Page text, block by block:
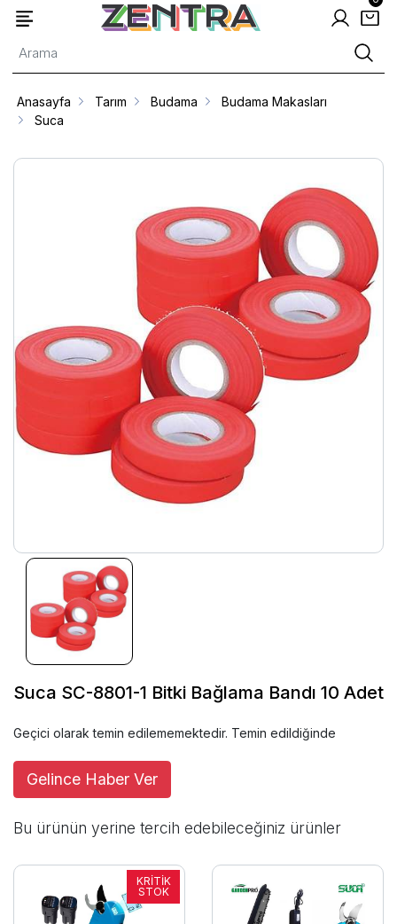
Anasayfa Tarım Budama
Budama Makasları
Suca
Suca SC-8801-1 Bitki Bağlama Bandı 10 Adet
Geçici olarak temin edilememektedir. Temin edildiğinde
Gelince Haber Ver
Bu ürünün yerine tercih edebileceğiniz ürünler